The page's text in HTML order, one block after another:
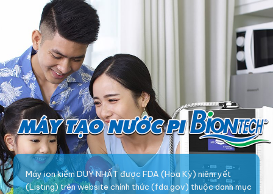
Máy ion kiềm DUY NHẤT được FDA (Hoa Kỳ) niêm yết
(Listing) trên website chính thức (fda.gov) thuộc danh mục